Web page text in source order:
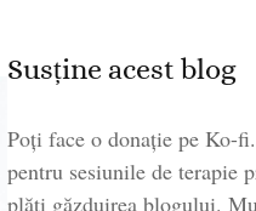
Susține acest blog
Poți face o donație pe Ko-
pentru sesiunile de terapie
plăti găzduirea blogului.